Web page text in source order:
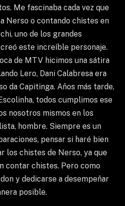
Me fascinaba cada vez que
Nerso o contando chistes en
uno de los grandes
este increíble personaje.
de MTV hicimos una sátira
Lero, Dani Calabresa era
da Capitinga. Años más tarde,
todos cumplimos ese
nosotros mismos en los
hombre. Siempre es un
pensar si haré bien
los chistes de Nerso, ya que
contar chistes. Pero como
y dedicarse a desempeñar
posible.